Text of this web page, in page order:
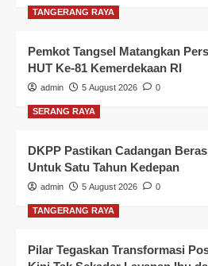
TANGERANG RAYA
Pemkot Tangsel Matangkan
HUT Ke-81 Kemerdekaan RI
admin 5 August 2026 0
SERANG RAYA
DKPP Pastikan Cadangan
Untuk Satu Tahun Kedepan
admin 5 August 2026 0
TANGERANG RAYA
Pilar Tegaskan Transformasi